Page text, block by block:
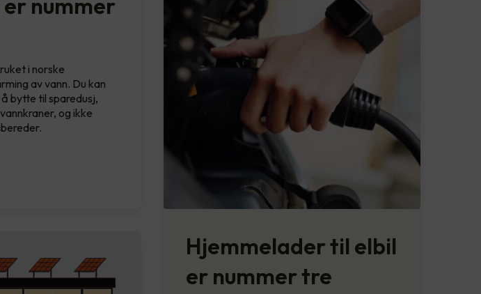
nummer
i norske
av vann. Du kan
bytte til sparedusj,
og ikke
Hjemmelader til elbil
er nummer tre